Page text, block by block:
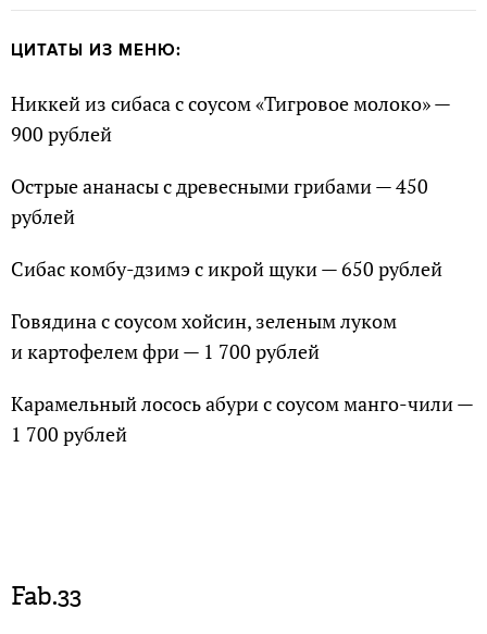
ЦИТАТЫ ИЗ МЕНЮ:
Никкей из сибаса с соусом «Тигровое молоко» —
900 рублей
Острые ананасы с древесными грибами — 450
рублей
Сибас комбу-дзимэ с икрой щуки — 650 рублей
Говядина с соусом хойсин, зеленым луком
и картофелем фри — 1 700 рублей
Карамельный лосось абури с соусом манго-чили —
1 700 рублей
Fab.33